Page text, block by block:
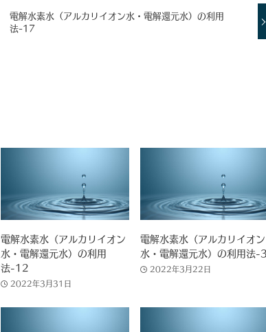
電解水素水（アルカリイオン水・電解還元水）の利用
法-17
電解水素水（アルカリイオン
水・電解還元水）の利用
法-12
2022年3月31日
電解水素水（アルカリイオン
水・電解還元水）の利用法-
2022年3月22日